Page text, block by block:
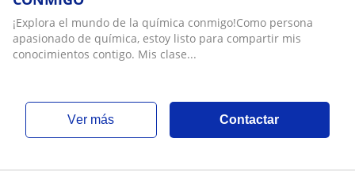
¡Explora el mundo de la química conmigo!Como persona
apasionado de química, estoy listo para compartir mis
conocimientos contigo. Mis clase...
ver más Contactar